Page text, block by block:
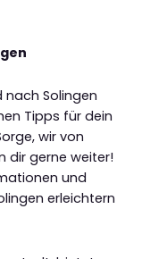
nach Solingen
Tipps für dein
wir von
dir gerne weiter!
und
erleichtern